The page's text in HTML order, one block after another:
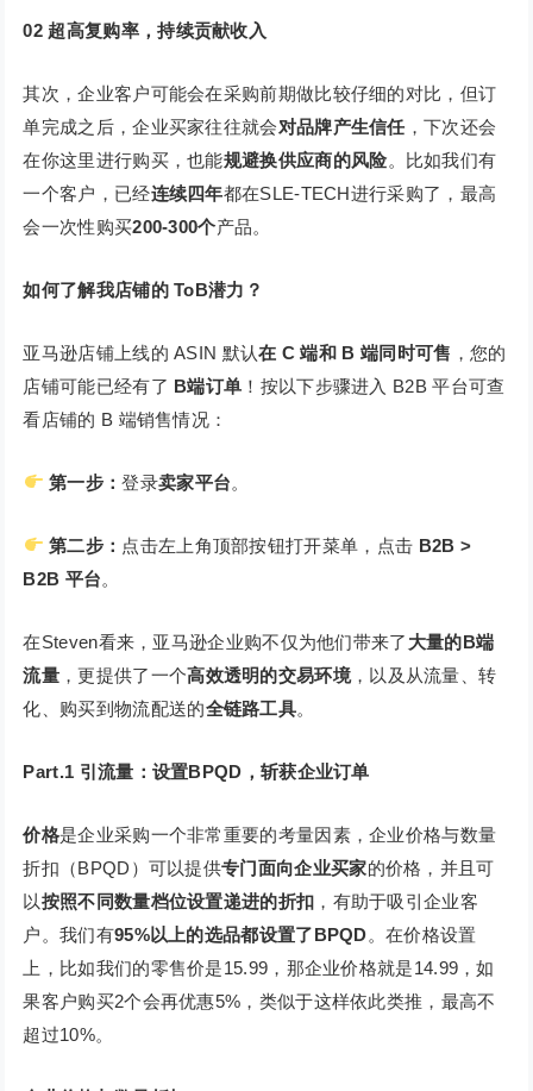
02 超高复购率，持续贡献收入
其次，企业客户可能会在采购前期做比较仔细的对比，但订
单完成之后，企业买家往往就会对品牌产生信任，下次还会
在你这里进行购买，也能规避换供应商的风险。比如我们有
一个客户，已经连续四年都在SLE-TECH进行采购了，最高
会一次性购买200-300个产品。
如何了解我店铺的 ToB潜力？
亚马逊店铺上线的 ASIN 默认在 C 端和 B 端同时可售 ，您的
店铺可能已经有了 B端订单 ！按以下步骤进入 B2B 平台可查
看店铺的 B 端销售情况：
第一步：登录卖家平台。
第二步： 点击左上角顶部按钮打开菜单，点击 B2B >
B2B 平台。
在Steven看来，亚马逊企业购不仅为他们带来了 大量的B端
流量 ，更提供了一个高效透明的交易环境，以及从流量、转
化、购买到物流配送的全链路工具。
Part.1 引流量：设置BPQD，斩获企业订单
价格是企业采购一个非常重要的考量因素，企业价格与数量
折扣（BPQD）可以提供专门面向企业买家的价格，并且可
以按照不同数量档位设置递进的折扣 ，有助于吸引企业客
户。我们有95%以上的选品都设置了BPQD。在价格设置
上，比如我们的零售价是15.99，那企业价格就是14.99，如
果客户购买2个会再优惠5%，类似于这样依此类推，最高不
超过10%。